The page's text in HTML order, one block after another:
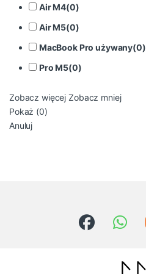
Air M4(0)
Air M5(0)
MacBook Pro używany(0)
Pro M5(0)
Zobacz więcej Zobacz mniej
Pokaż (0)
Anuluj